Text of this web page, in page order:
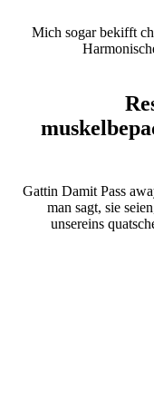
Mich sogar bekifft
Gattin Damit Pass
man sagt, sie
unsereins